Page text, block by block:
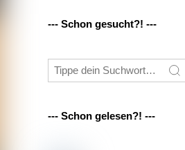
--- Schon gesucht?! ---
--- Schon gelesen?! ---